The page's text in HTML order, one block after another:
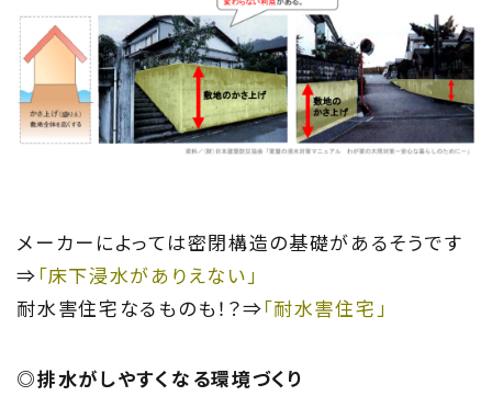
メーカーによっては密閉構造の基礎があるそうです
⇒ 「床下浸水がありえない」
耐水害住宅なるものも！？⇒「耐水害住宅」
◎排水がしやすくなる環境づくり